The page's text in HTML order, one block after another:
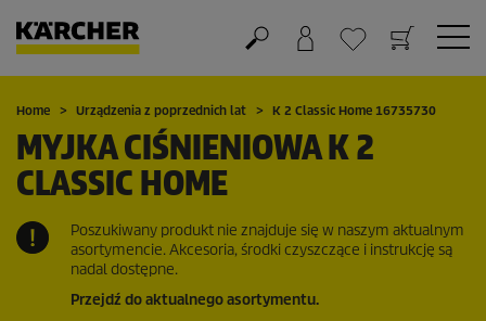
Koszyk
Lista życzeń
Home Urządzenia z poprzednich lat K 2 Classic Home 16735730
MYJKA CIŚNIENIOWA K 2
CLASSIC HOME
Poszukiwany produkt nie znajduje się w naszym aktualnym
asortymencie. Akcesoria, środki czyszczące i instrukcję są
nadal dostępne.
Przejdź do aktualnego asortymentu.